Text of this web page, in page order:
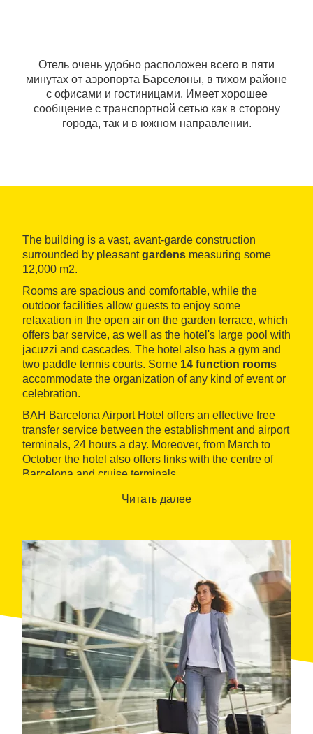
Отель очень удобно расположен всего в пяти
минутах от аэропорта Барселоны, в тихом районе
с офисами и гостиницами. Имеет хорошее
сообщение с транспортной сетью как в сторону
города, так и в южном направлении.
The building is a vast, avant-garde construction
surrounded by pleasantgardens measuring some
12,000 m2.
Rooms are spacious and comfortable, while the
outdoor facilities allow guests to enjoy some
relaxation in the open air on the garden terrace, which
offers bar service, as well as the hotel's large pool with
jacuzzi and cascades. The hotel also has a gym and
two paddle tennis courts. Some 14 function rooms
accommodate the organization of any kind of event or
celebration.
BAH Barcelona Airport Hotel offers an effective free
transfer service between the establishment and airport
terminals, 24 hours a day. Moreover, from March to
October the hotel also offers links with the centre of
Barcelona and cruise terminals.
Читать далее